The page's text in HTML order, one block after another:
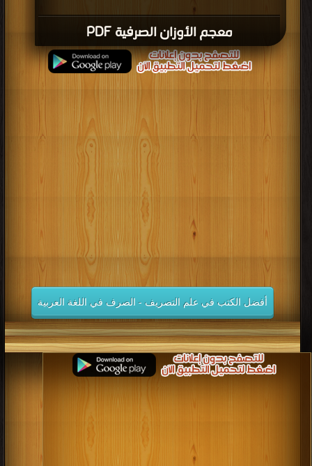
معجم الأوزان الصرفية PDF
أفضل الكتب في علم التصريف - الصرف في اللغة العربية